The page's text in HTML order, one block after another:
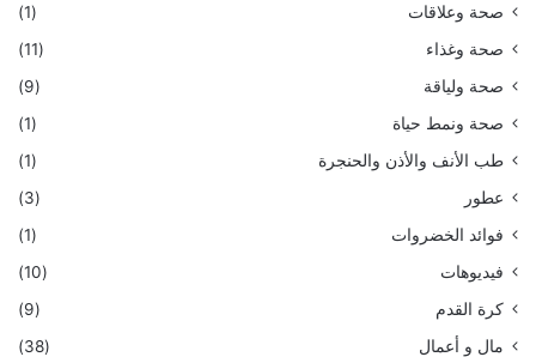
صحة وعلاقات
(1)
صحة وغذاء
(11)
صحة ولياقة
(9)
صحة ونمط حياة
(1)
طب الأنف والأذن والحنجرة
(1)
عطور
(3)
فوائد الخضروات
(1)
فيديوهات
(10)
كرة القدم
(9)
مال و أعمال
(38)